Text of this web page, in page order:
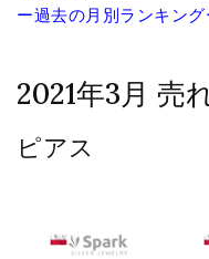
ー過去の月別ランキング
2021年3月 売
ピアス